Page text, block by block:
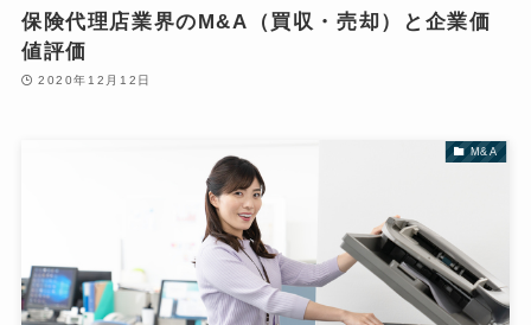
保険代理店業界のM&A（買収・売却）と企業価
値評価
2020年12月12日
M&A